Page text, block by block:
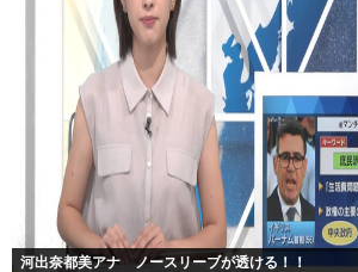
河出奈都美アナ ノースリーブが透ける！！